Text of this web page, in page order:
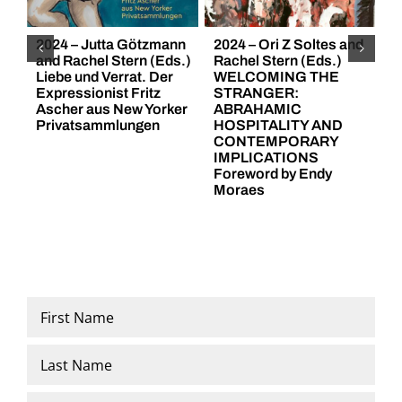
Destroyed.
Berlin
1933-
1938-
1945. A
2024 – Jutta Götzmann
and Rachel Stern (Eds.)
Liebe und Verrat. Der
Expressionist Fritz
Ascher aus New Yorker
Privatsammlungen
2024 – Ori Z Soltes and
Rachel Stern (Eds.)
WELCOMING THE
STRANGER:
ABRAHAMIC
HOSPITALITY AND
CONTEMPORARY
IMPLICATIONS
Foreword by Endy
Moraes
Name